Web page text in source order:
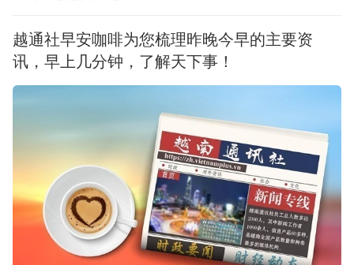
越通社早安咖啡为您梳理昨晚今早的主要资
讯，早上几分钟，了解天下事！